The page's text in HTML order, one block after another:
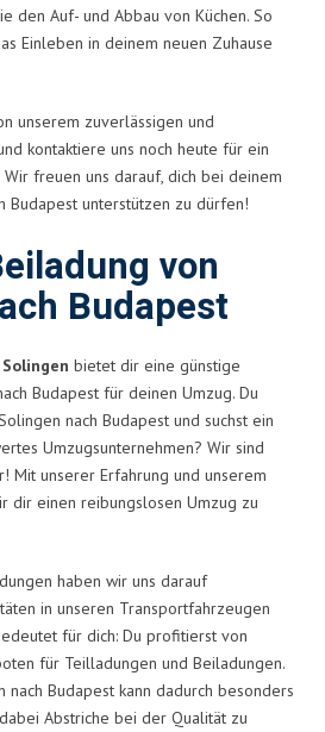
den Auf- und Abbau von Küchen. So
Einleben in deinem neuen Zuhause
unserem zuverlässigen und
kontaktiere uns noch heute für ein
freuen uns darauf, dich bei deinem
Budapest unterstützen zu dürfen!
von
Budapest
bietet dir eine günstige
Budapest für deinen Umzug. Du
nach Budapest und suchst ein
Umzugsunternehmen? Wir sind
Mit unserer Erfahrung und unserem
dir einen reibungslosen Umzug zu
haben wir uns darauf
in unseren Transportfahrzeugen
für dich: Du profitierst von
für Teilladungen und Beiladungen.
nach Budapest kann dadurch besonders
Abstriche bei der Qualität zu